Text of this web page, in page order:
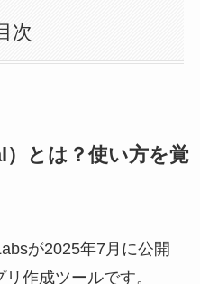
次
とは？使い方を覚
が2025年7月に公開
作成ツールです。